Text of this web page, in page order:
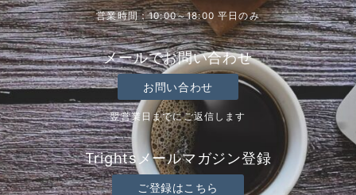
営業時間：10:00～18:00 平日のみ
メールでお問い合わせ
お問い合わせ
翌営業日までにご返信します
Trightsメールマガジン登録
ご登録はこちら